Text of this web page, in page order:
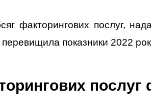
факторингових послуг,
показники 2022
послуг